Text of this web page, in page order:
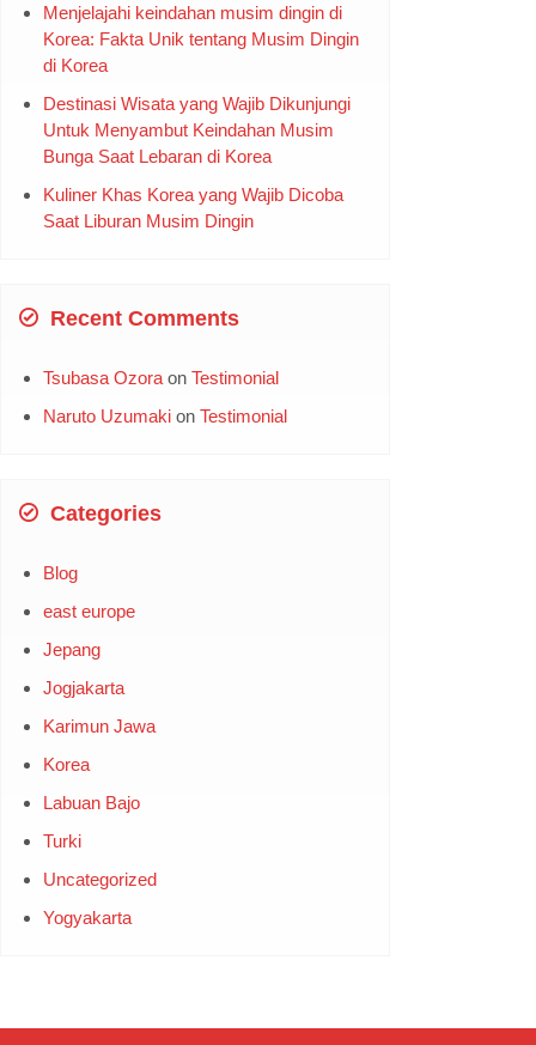
Menjelajahi keindahan musim dingin di
Korea: Fakta Unik tentang Musim Dingin
di Korea
Destinasi Wisata yang Wajib Dikunjungi
Untuk Menyambut Keindahan Musim
Bunga Saat Lebaran di Korea
Kuliner Khas Korea yang Wajib Dicoba
Saat Liburan Musim Dingin
Recent Comments
Tsubasa Ozoraon Testimonial
Naruto Uzumakion Testimonial
Categories
Blog
east europe
Jepang
Jogjakarta
Karimun Jawa
Korea
Labuan Bajo
Turki
Uncategorized
Yogyakarta